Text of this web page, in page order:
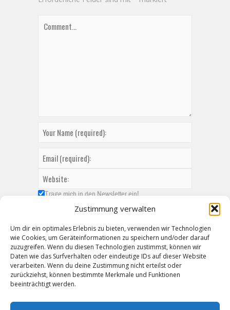
Zustimmung verwalten
Um dir ein optimales Erlebnis zu bieten, verwenden wir Technologien
wie Cookies, um Geräteinformationen zu speichern und/oder darauf
zuzugreifen. Wenn du diesen Technologien zustimmst, können wir
Daten wie das Surfverhalten oder eindeutige IDs auf dieser Website
verarbeiten. Wenn du deine Zustimmung nicht erteilst oder
zurückziehst, können bestimmte Merkmale und Funktionen
beeinträchtigt werden.
Trage mich in den Newsletter ein!